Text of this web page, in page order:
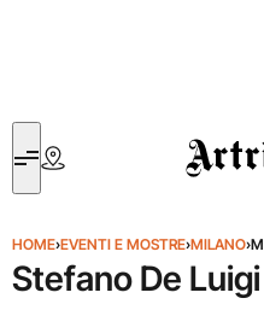
Artribune
HOME›EVENTI E MOSTRE›MILANO›
Stefano De